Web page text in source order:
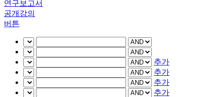
연구보고서
공개강의
버튼
추가
추가
추가
추가